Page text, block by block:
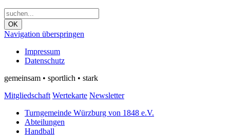
OK
Navigation überspringen
Impressum
Datenschutz
gemeinsam • sportlich • stark
Mitgliedschaft Wertekarte Newsletter
Turngemeinde Würzburg von 1848 e.V.
Abteilungen
Handball